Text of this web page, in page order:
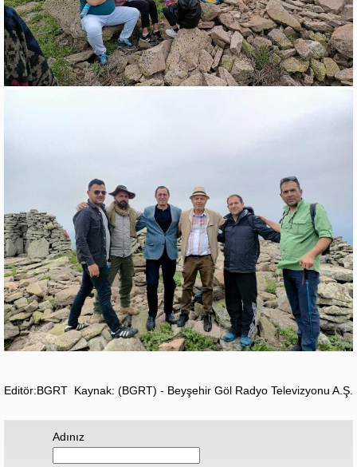
Editör:BGRT Kaynak: (BGRT) - Beyşehir Göl Radyo Televizyonu A.Ş.
Adınız